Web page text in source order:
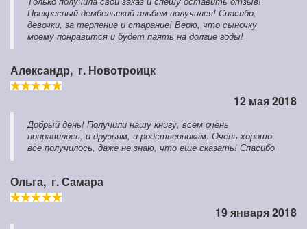
Прекрасный дембельский альбом получился! Спасибо,
девочки, за терпение и старание! Верю, что сыночку
моему понравится и будет паять на долгие годы!
Александр, г. Новотроицк
12 мая 2018
Добрый день! Получили нашу книгу, всем очень
понравилось, и друзьям, и родственникам. Очень хорошо
все получилось, даже не знаю, что еще сказать! Спасибо
Ольга, г. Самара
19 января 2018